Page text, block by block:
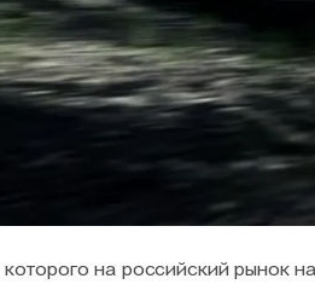
которого на российский рынок